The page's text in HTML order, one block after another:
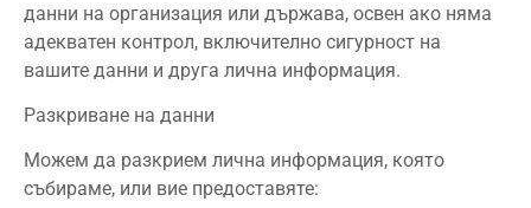
данни на организация или държава, освен ако няма
адекватен контрол, включително сигурност на
вашите данни и друга лична информация.
Разкриване на данни
Можем да разкрием лична информация, която
събираме, или вие предоставяте: